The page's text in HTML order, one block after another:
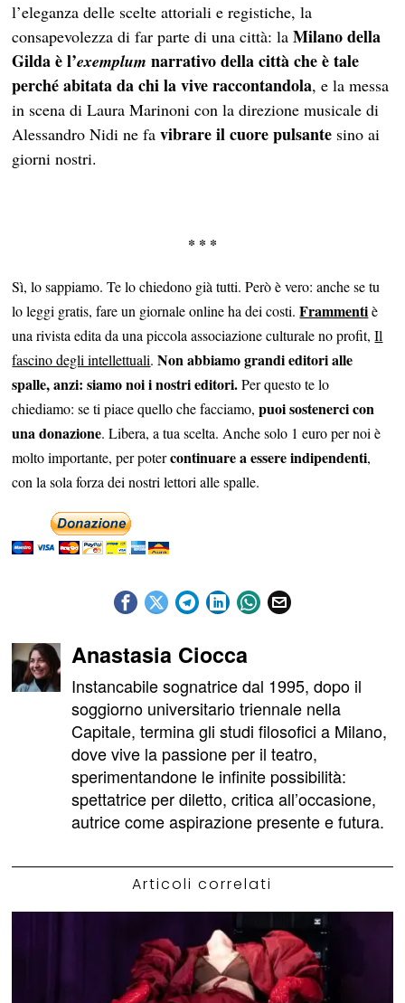
l’eleganza delle scelte attoriali e registiche, la
consapevolezza di far parte di una città: laMilano della
Gilda è l’exemplum narrativo della città che è tale
perché abitata da chi la vive raccontandola, e la messa
in scena di Laura Marinoni con la direzione musicale di
Alessandro Nidi ne favibrare il cuore pulsante sino ai
giorni nostri.
* * *
Sì, lo sappiamo. Te lo chiedono già tutti. Però è vero: anche se tu
lo leggi gratis, fare un giornale online ha dei costi.Frammenti è
una rivista edita da una piccola associazione culturale no profit,Il
fascino degli intellettuali.Non abbiamo grandi editori alle
spalle, anzi: siamo noi i nostri editori.Per questo te lo
chiediamo: se ti piace quello che facciamo,puoi sostenerci con
una donazione. Libera, a tua scelta. Anche solo 1 euro per noi è
molto importante, per potercontinuare a essere indipendenti,
con la sola forza dei nostri lettori alle spalle.
Anastasia Ciocca
Instancabile sognatrice dal 1995, dopo il
soggiorno universitario triennale nella
Capitale, termina gli studi filosofici a Milano,
dove vive la passione per il teatro,
sperimentandone le infinite possibilità:
spettatrice per diletto, critica all’occasione,
autrice come aspirazione presente e futura.
Articoli correlati